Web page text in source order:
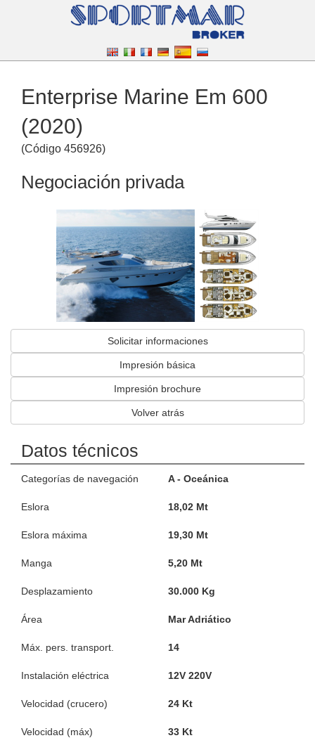
Enterprise Marine Em 600
(2020)
(Código 456926)
Negociación privada
Solicitar informaciones
Impresión básica
Impresión brochure
Volver atrás
Datos técnicos
Categorías de navegación A - Oceánica
Eslora 18,02 Mt
Eslora máxima 19,30 Mt
Manga 5,20 Mt
Desplazamiento 30.000 Kg
Área Mar Adriático
Máx. pers. transport. 14
Instalación eléctrica 12V 220V
Velocidad (crucero) 24 Kt
Velocidad (máx) 33 Kt